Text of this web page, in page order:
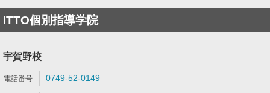
ITTO個別指導学院
宇賀野校
0749-52-0149